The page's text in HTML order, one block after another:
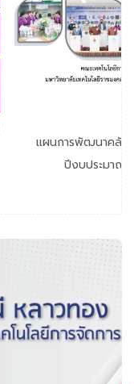
แผนการพัฒนาคลัสเ
ปีงบประมาณ